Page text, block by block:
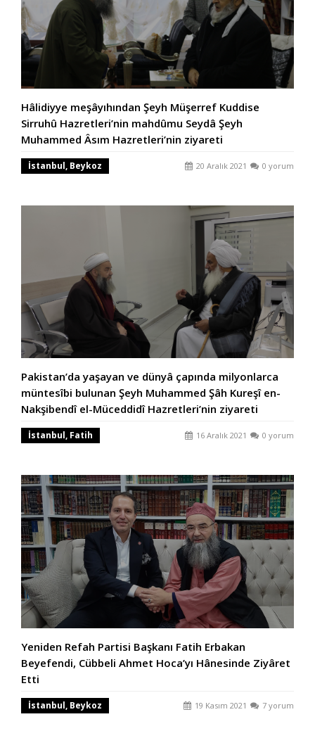
Hâlidiyye meşâyıhından Şeyh Müşerref Kuddise
Sirruhû Hazretleri’nin mahdûmu Seydâ Şeyh
Muhammed Âsım Hazretleri’nin ziyareti
İstanbul, Beykoz 20 Aralık 2021 0 yorum
Pakistan’da yaşayan ve dünyâ çapında milyonlarca
müntesîbi bulunan Şeyh Muhammed Şâh Kureşî en-
Nakşibendî el-Müceddidî Hazretleri’nin ziyareti
İstanbul, Fatih 16 Aralık 2021 0 yorum
Yeniden Refah Partisi Başkanı Fatih Erbakan
Beyefendi, Cübbeli Ahmet Hoca’yı Hânesinde Ziyâret
Etti
İstanbul, Beykoz 19 Kasım 2021 7 yorum